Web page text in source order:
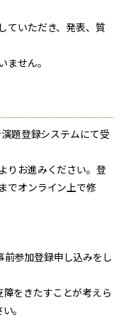
ていただき、発表、質
せん。
題登録システムにて受
りお進みください。登
でオンライン上で修
参加登録申し込みをし
をきたすことが考えら
。